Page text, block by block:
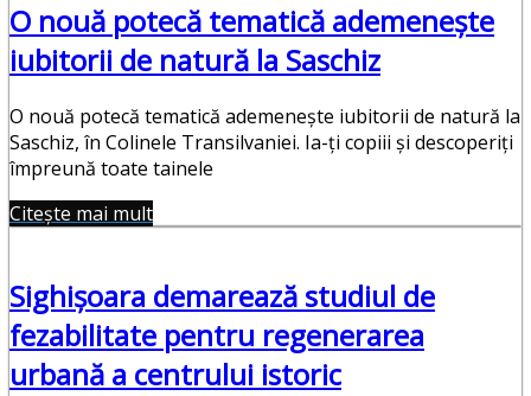
O nouă potecă tematică ademenește
iubitorii de natură la Saschiz
O nouă potecă tematică ademenește iubitorii de natură la
Saschiz, în Colinele Transilvaniei. Ia-ți copiii și descoperiți
împreună toate tainele
Citește mai mult
Sighişoara demarează studiul de
fezabilitate pentru regenerarea
urbană a centrului istoric